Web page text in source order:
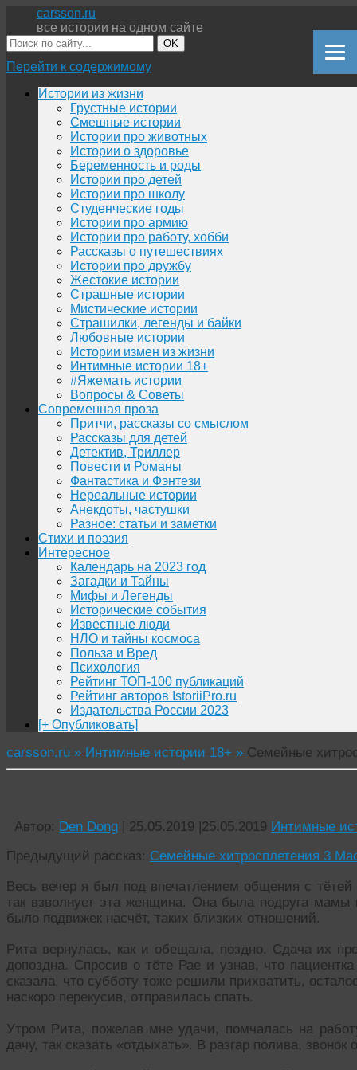
carsson.ru
все истории на одном сайте
OK
Перейти к содержимому
Истории из жизни
Грустные истории
Смешные истории
Истории про животных
Истории о здоровье
Беременность и роды
Истории про детей
Истории про школу
Студенческие годы
Истории про армию
Истории про работу, хобби
Рассказы о путешествиях
Истории про дружбу
Жестокие истории
Страшные истории
Мистические истории
Страшилки, легенды и байки
Любовные истории
Истории измен из жизни
Интимные истории 18+
#Яжемать истории
Вопросы & Советы
Современная проза
Притчи, рассказы со смыслом
Рассказы для детей
Детектив, Триллер
Повести и Романы
Фантастика и Фэнтези
Нереальные истории
Анекдоты, частушки
Разное: статьи и заметки
Стихи и поэзия
Интересное
Календарь на 2023 год
Загадки и Тайны
Мифы и Легенды
Исторические события
Известные люди
НЛО и тайны космоса
Польза и Вред
Психология
Рейтинг ТОП-100 публикаций
Рейтинг авторов IstoriiPro.ru
Издательства России 2023
[+ Опубликовать]
carsson.ru » Интимные истории 18+ » Семейные
Автор: Den Dong | 25.05.2019 |25.05.2019 Интимные
Предыдущий рассказ: Семейные хитросплетения 3
Весь вечер я был под впечатлением общения с
так взволнует эта женщина. Она была подруга
было подвижек насчёт, таких близких отношений.
Рита вернулась, как и обещала, поздно. Сдача их
допоздна. Спросив о тёте Рае и узнав, что
сказала, что субботу тоже решили прихватить,
наскоро перекусив, отправилась спать.
Утром Рита, пожелав мне удачи, помчалась на
дачу, так сказать «отдыхать». В разгар полива,